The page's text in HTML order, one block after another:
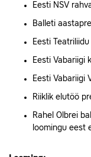
Eesti NSV
Balleti
Eesti
Eesti Vabariigi
Eesti Vabariigi
Riiklik elutöö
Rahel Olbrei
loomingu eest